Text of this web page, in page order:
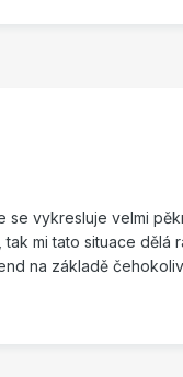
vykresluje velmi
mi tato situace dělá
na základě